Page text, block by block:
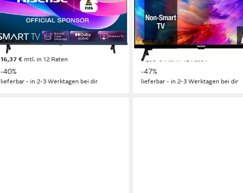
80 cm/32 Zoll Diagonale
LED Bildschirmtechnologie
Auflösung
Produktdatenblatt
(2)
179,24 €
16,37 € mtl. in 12 Raten
-40%
lieferbar - in 2-3 Werktagen bei dir
60 cm/24 Zoll Diagonale
LED
Bildschirmtechnologie
HD-ready Auflösung
Produktdatenblatt
(135)
120,97 € UVP229,00 €
11,05 €
-47%
lieferbar - in 2-3 Werktagen bei dir